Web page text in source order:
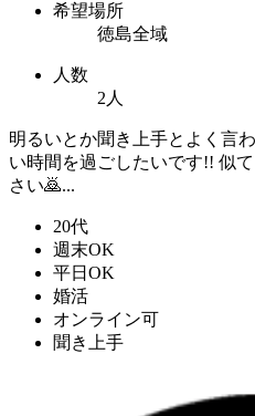
希望場所
徳島全域
人数
2人
明るいとか聞き上手とよく言
い時間を過ごしたいです!! 似
さい🙇...
20代
週末OK
平日OK
婚活
オンライン可
聞き上手